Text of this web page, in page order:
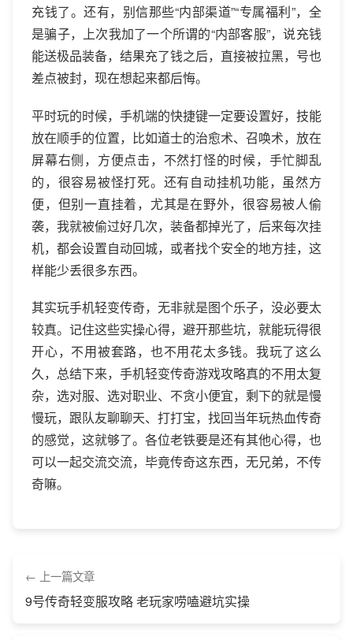
充钱了。还有，别信那些“内部渠道”“专属福利”，全
是骗子，上次我加了一个所谓的“内部客服”，说充钱
能送极品装备，结果充了钱之后，直接被拉黑，号也
差点被封，现在想起来都后悔。
平时玩的时候，手机端的快捷键一定要设置好，技能
放在顺手的位置，比如道士的治愈术、召唤术，放在
屏幕右侧，方便点击，不然打怪的时候，手忙脚乱
的，很容易被怪打死。还有自动挂机功能，虽然方
便，但别一直挂着，尤其是在野外，很容易被人偷
袭，我就被偷过好几次，装备都掉光了，后来每次挂
机，都会设置自动回城，或者找个安全的地方挂，这
样能少丢很多东西。
其实玩手机轻变传奇，无非就是图个乐子，没必要太
较真。记住这些实操心得，避开那些坑，就能玩得很
开心，不用被套路，也不用花太多钱。我玩了这么
久，总结下来，手机轻变传奇游戏攻略真的不用太复
杂，选对服、选对职业、不贪小便宜，剩下的就是慢
慢玩，跟队友聊聊天、打打宝，找回当年玩热血传奇
的感觉，这就够了。各位老铁要是还有其他心得，也
可以一起交流交流，毕竟传奇这东西，无兄弟，不传
奇嘛。
上一篇文章
9号传奇轻变服攻略 老玩家唠嗑避坑实操